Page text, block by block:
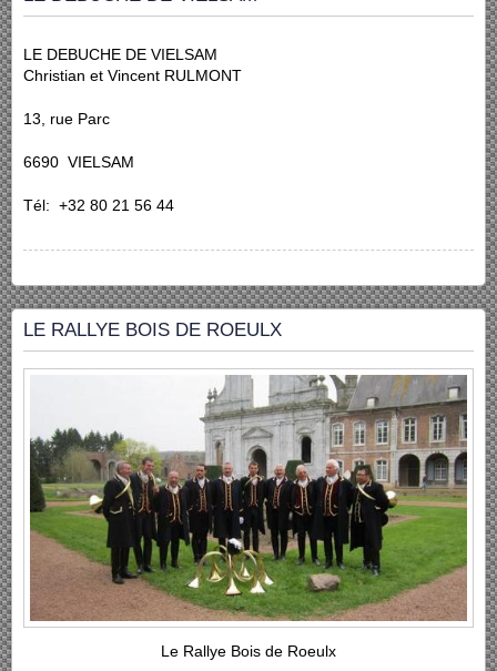
LE DEBUCHE DE VIELSAM
Christian et Vincent RULMONT
13, rue Parc
6690 VIELSAM
Tél: +32 80 21 56 44
LE RALLYE BOIS DE ROEULX
Le Rallye Bois de Roeulx